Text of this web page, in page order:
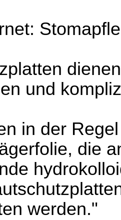
und
in der
die
werden."